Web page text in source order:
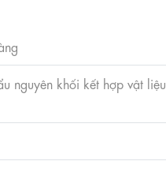
nguyên khối kết hợp vật liệu